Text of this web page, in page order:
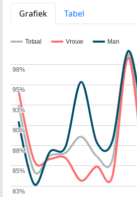
Grafiek
Tabel
Totaal Vrouw Man
83%
83%
85%
85%
88%
88%
90%
90%
93%
93%
95%
95%
98%
98%